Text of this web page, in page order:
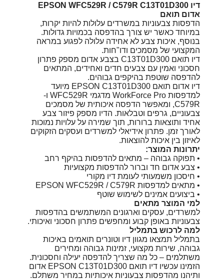
דיו EPSON WFC529R / C579R C13T01D300
אדום תואם
הדפסות צבעוניות במשרדים עלולות להיות יקרות,
במיוחד כאשר יש צורך בהדפסה בכמויות גדולות.
בנוסף, איכות צבע לא אחידה עלולה לפגוע במראה
המקצועי של מסמכים ודו"חות.
דיו תואם C13T01D300 בצבע אדום מספק פתרון
חסכוני ואמין עם צבעים חדים ואחידים, המתאים
להדפסה שוטפת בהיקפים גבוהים.
דיו אדום תואם EPSON C13T01D300 מיועד
למדפסות WorkForce Pro מדגמי WFC529R ו-
C579R, ומאפשר הדפסה איכותית של מסמכים
צבעוניים, גרפים וטבלאות. הדיו מספק פיזור צבע
אחיד ותוצאות ברורות, תוך שמירה על עלויות נמוכות
לאורך זמן. פתרון אידיאלי למשרדים ועסקים הזקוקים
לאיזון בין איכות להוצאות.
יתרונות המוצר:
• תפוקה גבוהה – מתאים להדפסות בהיקף רחב
• צבע אדום חד וברור להדפסות מקצועיות
• חיסכון משמעותי לעומת דיו מקורי
• מתאים למדפסות EPSON WFC529R / C579R
• ביצועים אמינים לשימוש שוטף
למי המוצר מתאים
למשרדים, עסקים וארגונים המשתמשים בהדפסות
צבעוניות באופן קבוע ומחפשים פתרון חסכוני ואיכותי.
למה לרכוש בתמליל
בתמליל תמצאו מגוון דיו וטונרים תואמים באיכות
גבוהה, שירות מקצועי, זמינות גבוהה ומחירים
משתלמים – כל מה שצריך להדפסה יעילה וחסכונית.
הזמינו עכשיו דיו תואם EPSON C13T01D300 אדום
ותיהנו מהדפסות צבעוניות איכותיות במחיר משתלם.